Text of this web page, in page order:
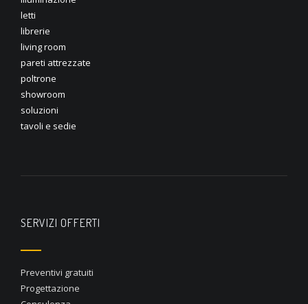
letti
librerie
living room
pareti attrezzate
poltrone
showroom
soluzioni
tavoli e sedie
SERVIZI OFFERTI
Preventivi gratuiti
Progettazione